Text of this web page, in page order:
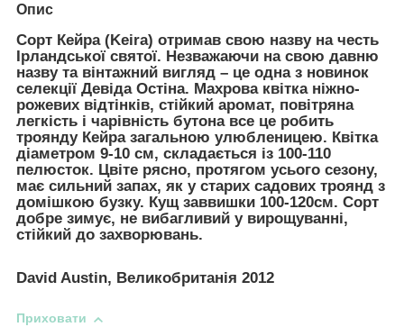
Опис
Сорт Кейра (Keira) отримав свою назву на честь
Ірландської святої. Незважаючи на свою давню
назву та вінтажний вигляд – це одна з новинок
селекції Девіда Остіна. Махрова квітка ніжно-
рожевих відтінків, стійкий аромат, повітряна
легкість і чарівність бутона все це робить
троянду Кейра загальною улюбленицею. Квітка
діаметром 9-10 см, складається із 100-110
пелюсток. Цвіте рясно, протягом усього сезону,
має сильний запах, як у старих садових троянд з
домішкою бузку. Кущ заввишки 100-120см. Сорт
добре зимує, не вибагливий у вирощуванні,
стійкий до захворювань.
David Austin, Великобританія 2012
Приховати